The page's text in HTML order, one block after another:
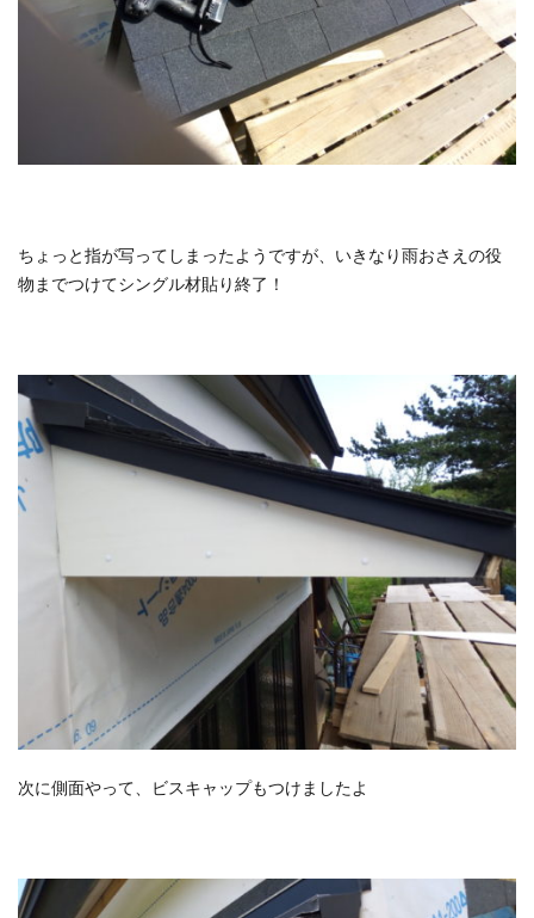
ちょっと指が写ってしまったようですが、いきなり雨おさえの役
物までつけてシングル材貼り終了！
次に側面やって、ビスキャップもつけましたよ